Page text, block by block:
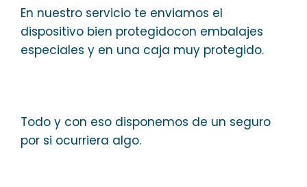
En nuestro servicio te enviamos el
dispositivo bien protegidocon embalajes
especiales y en una caja muy protegido.
Todo y con eso disponemos de un seguro
por si ocurriera algo.